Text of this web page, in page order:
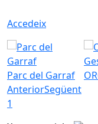
Accedeix
Parc del Garraf
AnteriorSegüent
1